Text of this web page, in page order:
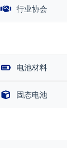
行业协会
电池材料
固态电池